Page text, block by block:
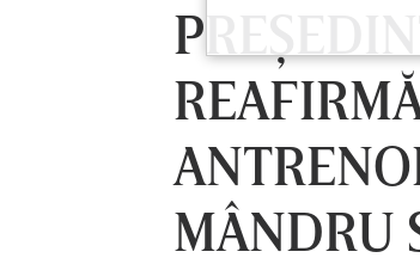
MÂNDRU
LUNI 10 AUG, 18:30